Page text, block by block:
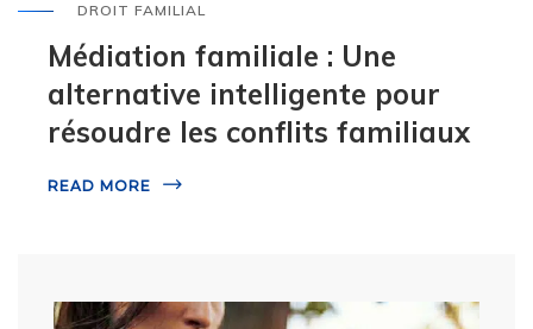
DROIT FAMILIAL
Médiation familiale : Une
alternative intelligente pour
résoudre les conflits familiaux
READ MORE